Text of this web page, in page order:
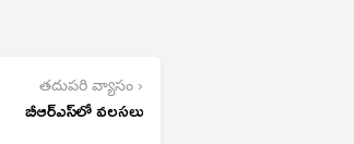
తదుపరి వ్యాసం ›
బీఆర్‌ఎస్‌లో వలసలు